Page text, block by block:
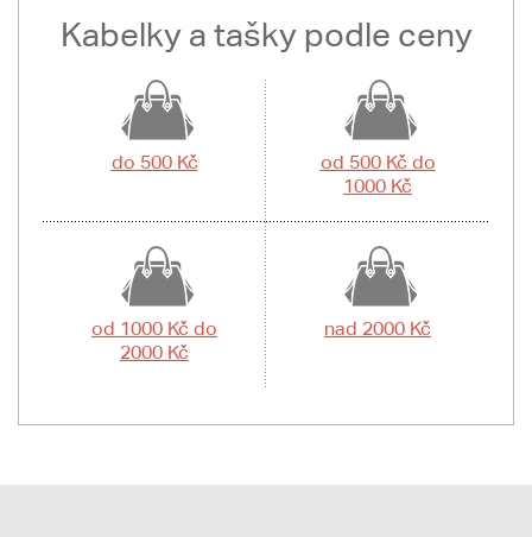
Kabelky a tašky podle ceny
do 500 Kč
od 500 Kč do
1000 Kč
od 1000 Kč do
2000 Kč
nad 2000 Kč